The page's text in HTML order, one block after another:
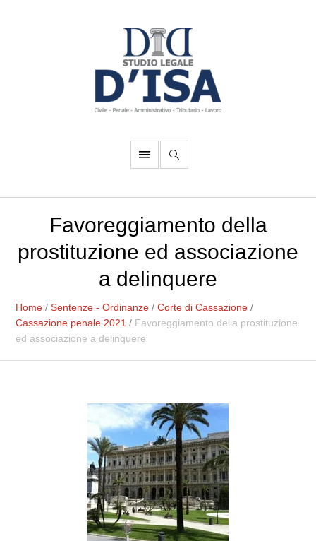
Favoreggiamento della
prostituzione ed associazione
a delinquere
Home /Sentenze - Ordinanze /Corte di Cassazione /
Cassazione penale 2021 / Favoreggiamento della prostituzione
ed associazione a delinquere